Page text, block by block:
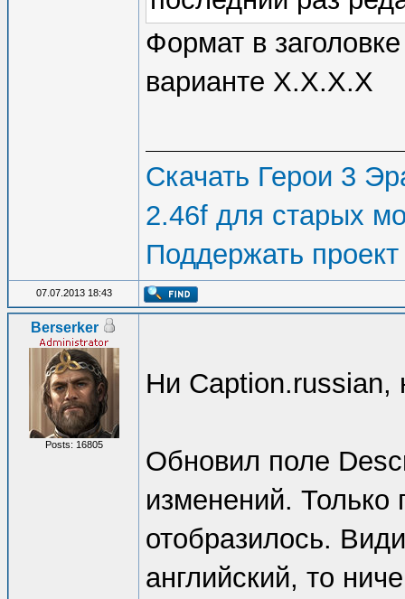
Формат в
варианте Х.Х.Х.Х
Скачать Герои 3
2.46f для старых
Поддержать проект
07.07.2013 18:43
Berserker
Posts: 16805
Ни Caption.russian,
Обновил поле
изменений. Только
отобразилось.
английский, то